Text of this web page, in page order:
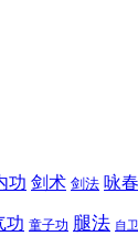
功 剑术 剑法 咏
功 童子功 腿法 自